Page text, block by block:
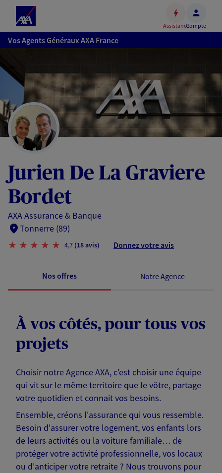
Accéder
au
Accéder
au
pied
de
page
AssistanceCompte
Vos Agents Généraux AXA France
Jurien De La Graviere
Bordet
AXA Assurance & Banque
Tonnerre (89)
4,7 (18 avis) Donnez votre avis
Nos offres Notre Agence
À vos côtés, pour tous vos
projets
Choisir notre Agence AXA, c’est choisir une équipe
qui vit sur le même territoire que le vôtre, partage
votre quotidien et connait vos besoins.
Ensemble, créons l'assurance qui vous ressemble.
Besoin d'assurer votre logement, vos enfants lors
de leurs activités ou la voiture familiale… de
protéger votre activité professionnelle, vos locaux
ou d'anticiper votre retraite ? Nous trouvons pour